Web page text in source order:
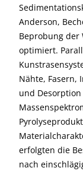
Anderson,
Beprobung der
optimiert.
Nähte, Fasern,
und
erfolgten die
nach